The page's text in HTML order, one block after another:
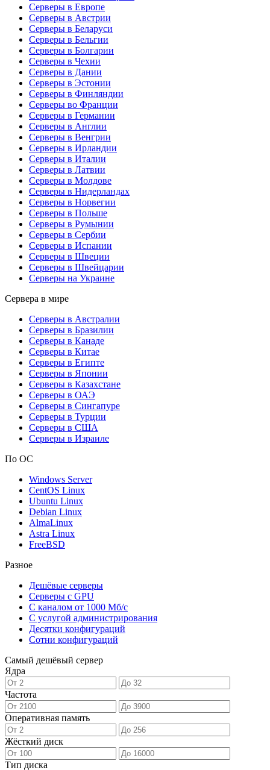
Серверы в Европе
Серверы в Австрии
Серверы в Беларуси
Серверы в Бельгии
Серверы в Болгарии
Серверы в Чехии
Серверы в Дании
Серверы в Эстонии
Серверы в Финляндии
Серверы во Франции
Серверы в Германии
Серверы в Англии
Серверы в Венгрии
Серверы в Ирландии
Серверы в Италии
Серверы в Латвии
Серверы в Молдове
Серверы в Нидерландах
Серверы в Норвегии
Серверы в Польше
Серверы в Румынии
Серверы в Сербии
Серверы в Испании
Серверы в Швеции
Серверы в Швейцарии
Серверы на Украине
Сервера в мире
Серверы в Австралии
Серверы в Бразилии
Серверы в Канаде
Серверы в Китае
Серверы в Египте
Серверы в Японии
Серверы в Казахстане
Серверы в ОАЭ
Серверы в Сингапуре
Серверы в Турции
Серверы в США
Серверы в Израиле
По ОС
Windows Server
CentOS Linux
Ubuntu Linux
Debian Linux
AlmaLinux
Astra Linux
FreeBSD
Разное
Дешёвые серверы
Серверы с GPU
С каналом от 1000 Мб/с
С услугой администрирования
Десятки конфигураций
Сотни конфигураций
Самый дешёвый сервер
Ядра
Частота
Оперативная память
Жёсткий диск
Тип диска